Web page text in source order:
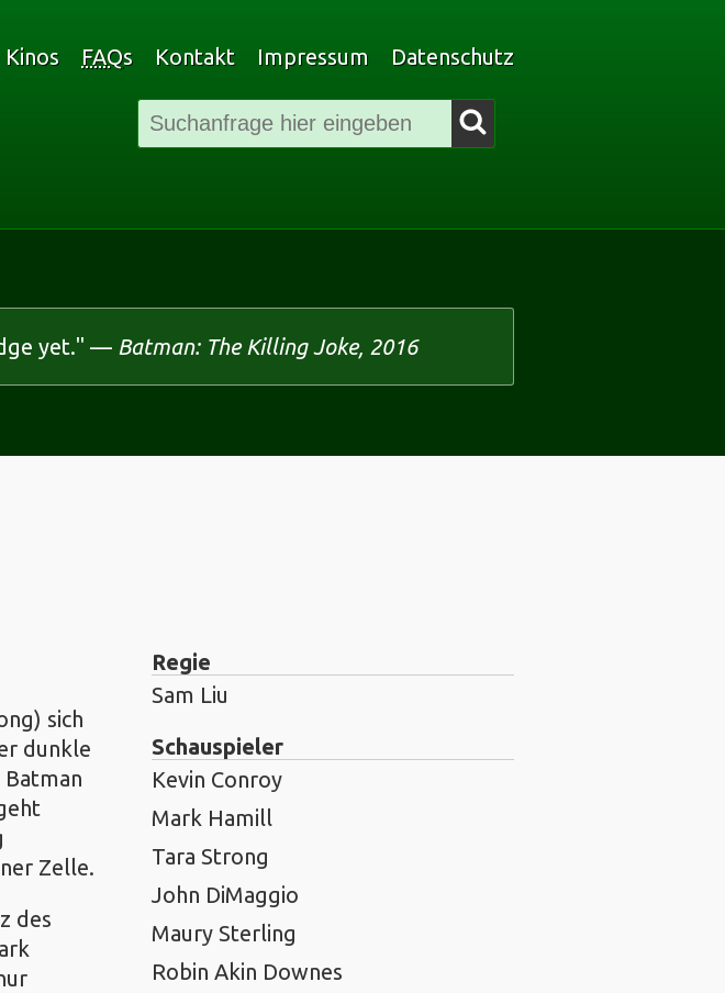
Kinos FAQs Kontakt Impressum
Datenschutz
yet." — Batman: The Killing Joke, 2016
sich
dunkle
Zelle.
des
Regie
Sam Liu
Schauspieler
Kevin Conroy
Mark Hamill
Tara Strong
John DiMaggio
Maury Sterling
Robin Akin Downes